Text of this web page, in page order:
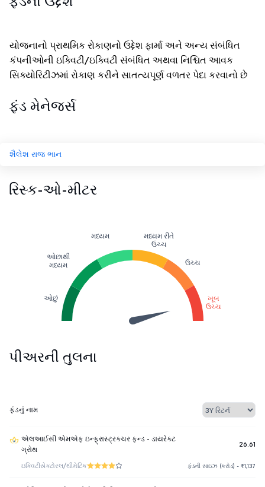
યોજનાનો પ્રાથમિક રોકાણનો ઉદ્દેશ ફાર્મા અને અન્ય સંબંધિત
કંપનીઓની ઇક્વિટી/ઇક્વિટી સંબંધિત અથવા નિશ્ચિત આવક
સિક્યોરિટીઝમાં રોકાણ કરીને સાતત્યપૂર્ણ વળતર પેદા કરવાનો છે
ફંડ મેનેજર્સ
શૈલેશ રાજ ભાન
રિસ્ક-ઓ-મીટર
ઓછું
ઓછાથી
મધ્યમ
મધ્યમ
મધ્યમ રીતે
ઉચ્ચ
ઉચ્ચ
ખૂબ
ઉચ્ચ
પીઅરની તુલના
ફંડનું નામ
એલઆઈસી એમએફ ઇન્ફ્રાસ્ટ્રક્ચર ફન્ડ - ડાયરેક્ટ
ગ્રોથ
26.61
ઇક્વિટીસેક્ટોરલ/થીમેટિક ફંડની સાઇઝ (કરોડ) - ₹1,137